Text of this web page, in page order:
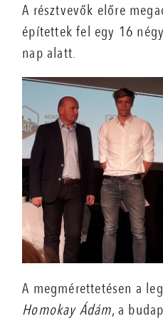
A résztvevők előre
építettek fel egy 16
nap alatt.
A megmérettetésen a
Homokay Ádám, a